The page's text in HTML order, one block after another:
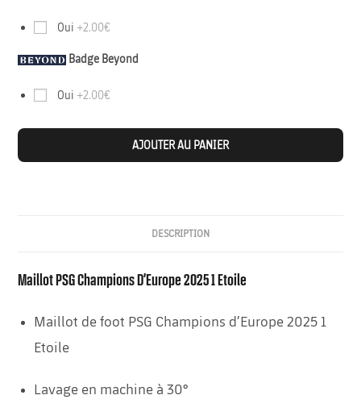
Oui +2.00€
Badge Beyond
Oui +2.00€
AJOUTER AU PANIER
DESCRIPTION
Maillot PSG Champions D’Europe 2025 1 Etoile
Maillot de foot PSG Champions d’Europe 2025 1
Etoile
Lavage en machine à 30°